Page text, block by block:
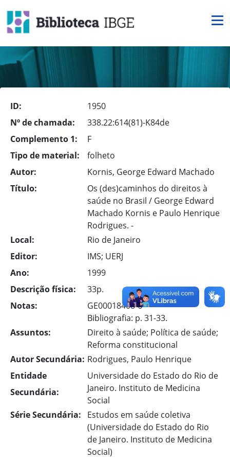
ID:
1950
Nº de chamada:
338.22:614(81)-K84de
Complemento 1:
F
Tipo de material:
folheto
Autor:
Kornis, George Edward Machado
Título:
Os (des)caminhos do direitos à
saúde no Brasil / George Edward
Machado Kornis e Paulo Henrique
Rodrigues. -
Local:
Rio de Janeiro
Editor:
IMS; UERJ
Ano:
1999
Descrição física:
33p.
Notas:
GE00018408-6
Bibliografia: p. 31-33.
Assuntos:
Direito à saúde; Política de saúde;
Reforma constitucional
Autor Secundária: Rodrigues, Paulo Henrique
Entidade
Secundária:
Universidade do Estado do Rio de
Janeiro. Instituto de Medicina
Social
Série Secundária:
Estudos em saúde coletiva
(Universidade do Estado do Rio
de Janeiro. Instituto de Medicina
Social)